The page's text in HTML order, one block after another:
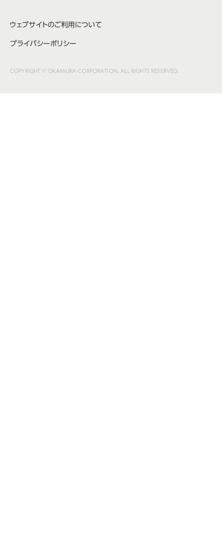
ウェブサイトのご利用について
プライバシーポリシー
COPYRIGHT © OKAMURA CORPORATION. ALL RIGHTS RESERVED.